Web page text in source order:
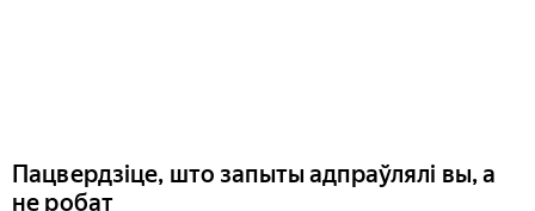
Пацвердзіце, што запыты адпраўлялі вы, а
не робат